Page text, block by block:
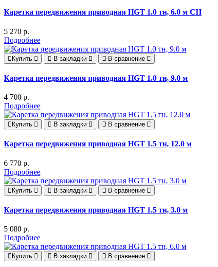
Каретка передвижения приводная HGT 1.0 тн, 6.0 м СН
5 270 р.
Подробнее
Купить В закладки В сравнение
Каретка передвижения приводная HGT 1.0 тн, 9.0 м
4 700 р.
Подробнее
Купить В закладки В сравнение
Каретка передвижения приводная HGT 1.5 тн, 12.0 м
6 770 р.
Подробнее
Купить В закладки В сравнение
Каретка передвижения приводная HGT 1.5 тн, 3.0 м
5 080 р.
Подробнее
Купить В закладки В сравнение